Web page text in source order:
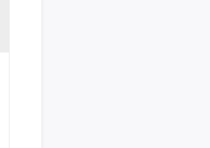
de llamada.
de audio.